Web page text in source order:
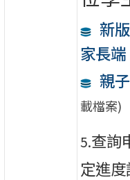
新
家長端
親
載檔案)
5.查詢
定進